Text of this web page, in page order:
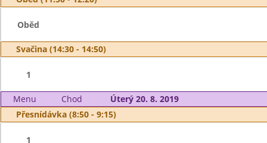
Oběd
Svačina (14:30 - 14:50)
1
Menu Chod
Úterý 20. 8. 2019
Přesnídávka (8:50 - 9:15)
1